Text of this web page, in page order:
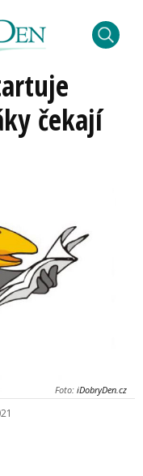
čekají
Foto: iDobryDen.cz